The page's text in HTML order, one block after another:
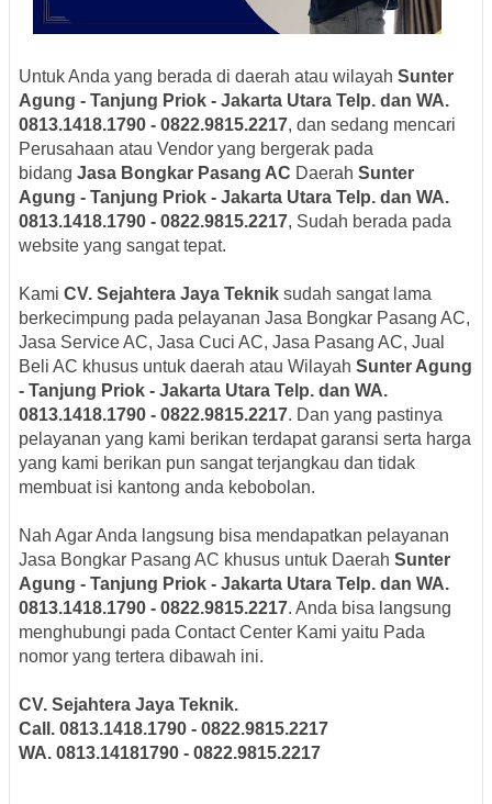
Untuk Anda yang berada di daerah atau wilayah Sunter
Agung - Tanjung Priok - Jakarta Utara Telp. dan WA.
0813.1418.1790 - 0822.9815.2217, dan sedang mencari
Perusahaan atau Vendor yang bergerak pada
bidang Jasa Bongkar Pasang AC Daerah Sunter
Agung - Tanjung Priok - Jakarta Utara Telp. dan WA.
0813.1418.1790 - 0822.9815.2217, Sudah berada pada
website yang sangat tepat.
Kami CV. Sejahtera Jaya Teknik sudah sangat lama
berkecimpung pada pelayanan Jasa Bongkar Pasang AC,
Jasa Service AC, Jasa Cuci AC, Jasa Pasang AC, Jual
Beli AC khusus untuk daerah atau Wilayah Sunter Agung
- Tanjung Priok - Jakarta Utara Telp. dan WA.
0813.1418.1790 - 0822.9815.2217. Dan yang pastinya
pelayanan yang kami berikan terdapat garansi serta harga
yang kami berikan pun sangat terjangkau dan tidak
membuat isi kantong anda kebobolan.
Nah Agar Anda langsung bisa mendapatkan pelayanan
Jasa Bongkar Pasang AC khusus untuk Daerah Sunter
Agung - Tanjung Priok - Jakarta Utara Telp. dan WA.
0813.1418.1790 - 0822.9815.2217. Anda bisa langsung
menghubungi pada Contact Center Kami yaitu Pada
nomor yang tertera dibawah ini.
CV. Sejahtera Jaya Teknik.
Call. 0813.1418.1790 - 0822.9815.2217
WA. 0813.14181790 - 0822.9815.2217